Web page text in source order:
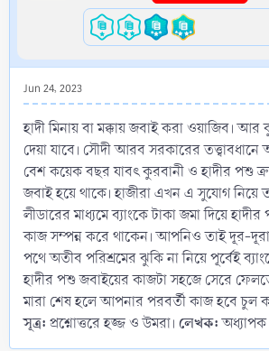
Jun 24, 2023
হাদী মিনায় বা মক্কায় জবাই করা ওয়াজিব।
দেয়া যাবে। সৌদী আরব সরকারের
বেশ কয়েক বছর যাবৎ কুরবানী ও হাদীর পশু
জবাই হয়ে থাকে। হাজীরা এখন এ সুযোগ নিয়ে
লীডারের মাধ্যমে ব্যাংকে টাকা জমা দিয়ে
কাজ সম্পন্ন করে থাকেন। আপনিও তাই দূর-
পথে অতীব পরিশ্রমের ঝুকি না নিয়ে পূর্বেই
হাদীর পশু জবাইয়ের কাজটা সহজে সেরে
মারা শেষ হলে আপনার পরবর্তী কাজ হবে চুল
সূত্র: প্রশ্নোত্তরে হজ্জ ও উমরা। লেখক: